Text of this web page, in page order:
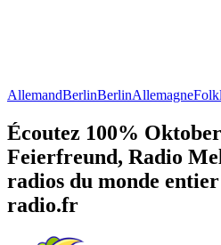
AllemandBerlinBerlinAllemagne
Écoutez 100%
Feierfreund, Radio
radios du monde
radio.fr